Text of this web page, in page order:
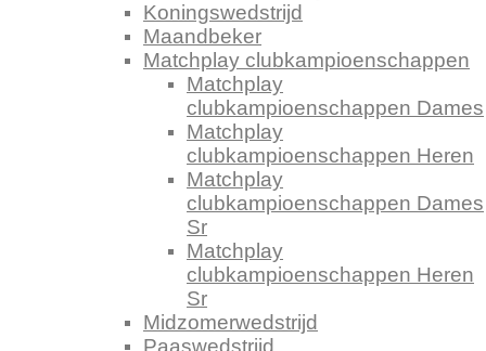
Koningswedstrijd
Maandbeker
Matchplay clubkampioenschappen
Matchplay
clubkampioenschappen Dames
Matchplay
clubkampioenschappen Heren
Matchplay
clubkampioenschappen Dames
Sr
Matchplay
clubkampioenschappen Heren
Sr
Midzomerwedstrijd
Paaswedstrijd